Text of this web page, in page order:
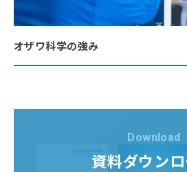
オザワ科学の強み
Download
資料ダウン